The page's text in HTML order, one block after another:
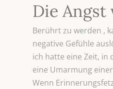
Die Angst
Berührt zu werden ,
negative Gefühle
ich hatte eine Zeit, in
eine Umarmung
Wenn